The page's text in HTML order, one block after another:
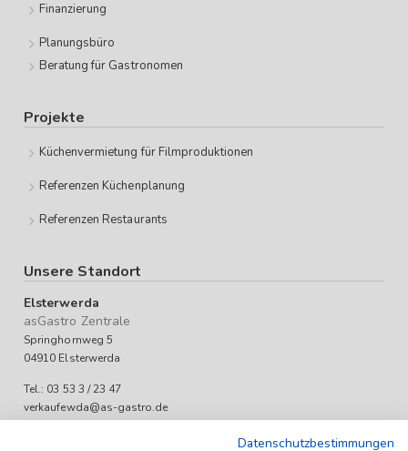
Finanzierung
Planungsbüro
Beratung für Gastronomen
Projekte
Küchenvermietung für Filmproduktionen
Referenzen Küchenplanung
Referenzen Restaurants
Unsere Standort
Elsterwerda
asGastro Zentrale
Springhornweg 5
04910 Elsterwerda
Tel.: 03 53 3 / 23 47
verkaufewda@as-gastro.de
Datenschutzbestimmungen